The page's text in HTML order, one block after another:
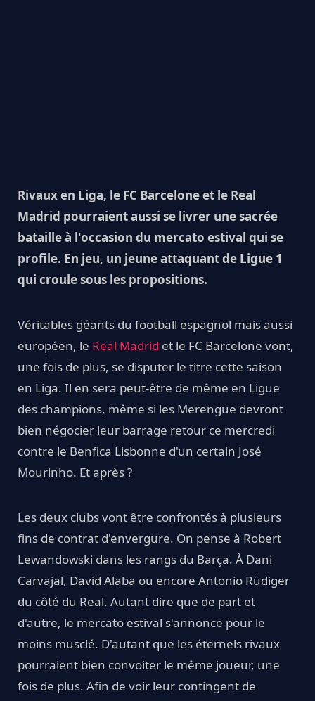
Rivaux en Liga, le FC Barcelone et le Real
Madrid pourraient aussi se livrer une sacrée
bataille à l'occasion du mercato estival qui se
profile. En jeu, un jeune attaquant de Ligue 1
qui croule sous les propositions.
Véritables géants du football espagnol mais aussi
européen, le Real Madrid et le FC Barcelone vont,
une fois de plus, se disputer le titre cette saison
en Liga. Il en sera peut-être de même en Ligue
des champions, même si les Merengue devront
bien négocier leur barrage retour ce mercredi
contre le Benfica Lisbonne d'un certain José
Mourinho. Et après ?
Les deux clubs vont être confrontés à plusieurs
fins de contrat d'envergure. On pense à Robert
Lewandowski dans les rangs du Barça. À Dani
Carvajal, David Alaba ou encore Antonio Rüdiger
du côté du Real. Autant dire que de part et
d'autre, le mercato estival s'annonce pour le
moins musclé. D'autant que les éternels rivaux
pourraient bien convoiter le même joueur, une
fois de plus. Afin de voir leur contingent de